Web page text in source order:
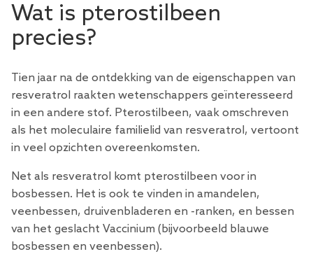
Wat is pterostilbeen
precies?
Tien jaar na de ontdekking van de eigenschappen van
resveratrol raakten wetenschappers geïnteresseerd
in een andere stof. Pterostilbeen, vaak omschreven
als het moleculaire familielid van resveratrol, vertoont
in veel opzichten overeenkomsten.
Net als resveratrol komt pterostilbeen voor in
bosbessen. Het is ook te vinden in amandelen,
veenbessen, druivenbladeren en -ranken, en bessen
van het geslacht Vaccinium (bijvoorbeeld blauwe
bosbessen en veenbessen).